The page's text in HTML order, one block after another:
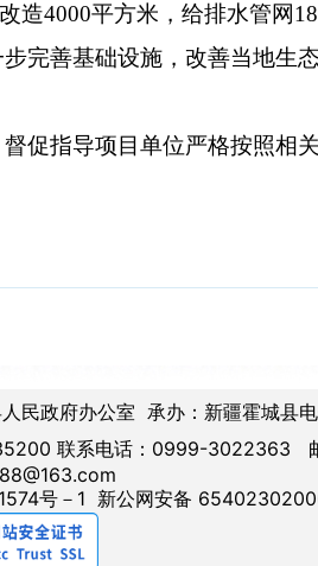
4000平方米，给排水管网
完善基础设施，改善当地生
促指导项目单位严格按照相
民政府办公室 承办：新疆霍城县
联系电话：0999-3022363
号－1 新公网安备